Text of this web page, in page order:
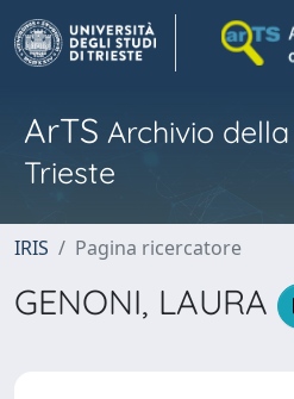
ArTS Archivio
Trieste
IRIS Pagina ricercatore
GENONI, LAURA